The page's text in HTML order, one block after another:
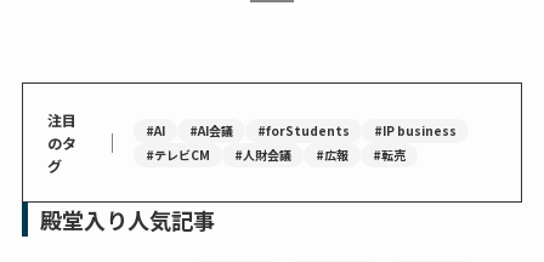
注目
のタ
グ
｜ #AI #AI会議 #forStudents
#IP business
#テレビCM
#人財会議 #広報 #転売
殿堂入り人気記事